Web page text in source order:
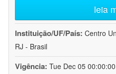
leia
Instituição/UF/País: Centro
RJ - Brasil
Vigência: Tue Dec 05